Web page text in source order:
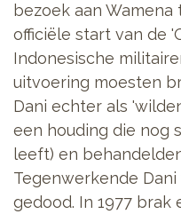
bezoek aan
officiële start van de
Indonesische
uitvoering moesten
Dani echter als
een houding die nog
leeft) en
Tegenwerkende
gedood. In 1977